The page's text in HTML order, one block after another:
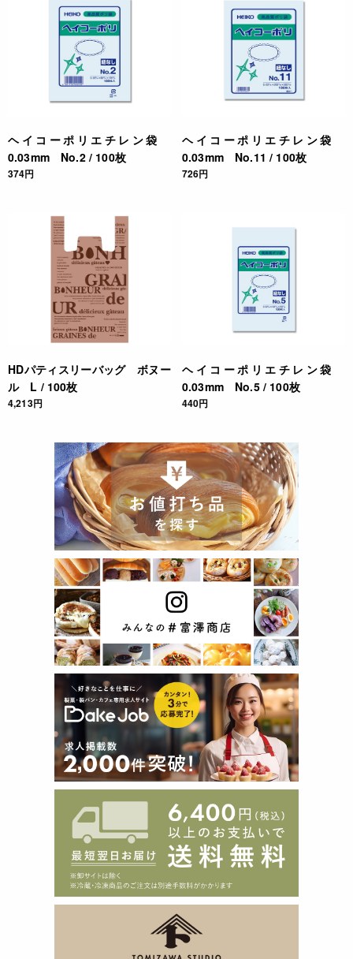
ヘイコーポリエチレン袋
0.03mm No.2 / 100枚
374円
ヘイコーポリエチレン袋
0.03mm No.11 / 100枚
726円
HDパティスリーバッグ ボヌー
ル L / 100枚
4,213円
ヘイコーポリエチレン袋
0.03mm No.5 / 100枚
440円